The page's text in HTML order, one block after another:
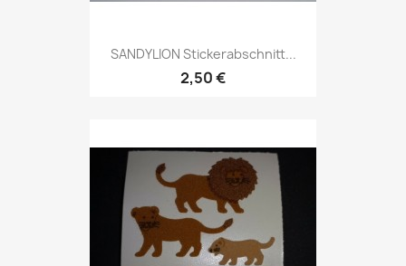
SANDYLION Stickerabschnitt...
2,50 €